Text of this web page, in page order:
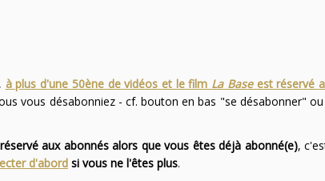
à plus d'une 50ène de vidéos et le film La Baseest réservé
vous désabonniez - cf. bouton en bas "se désabonner"
aux abonnés alors que vous êtes déjà abonné(e),
d'abordsi vous ne l'êtes plus.